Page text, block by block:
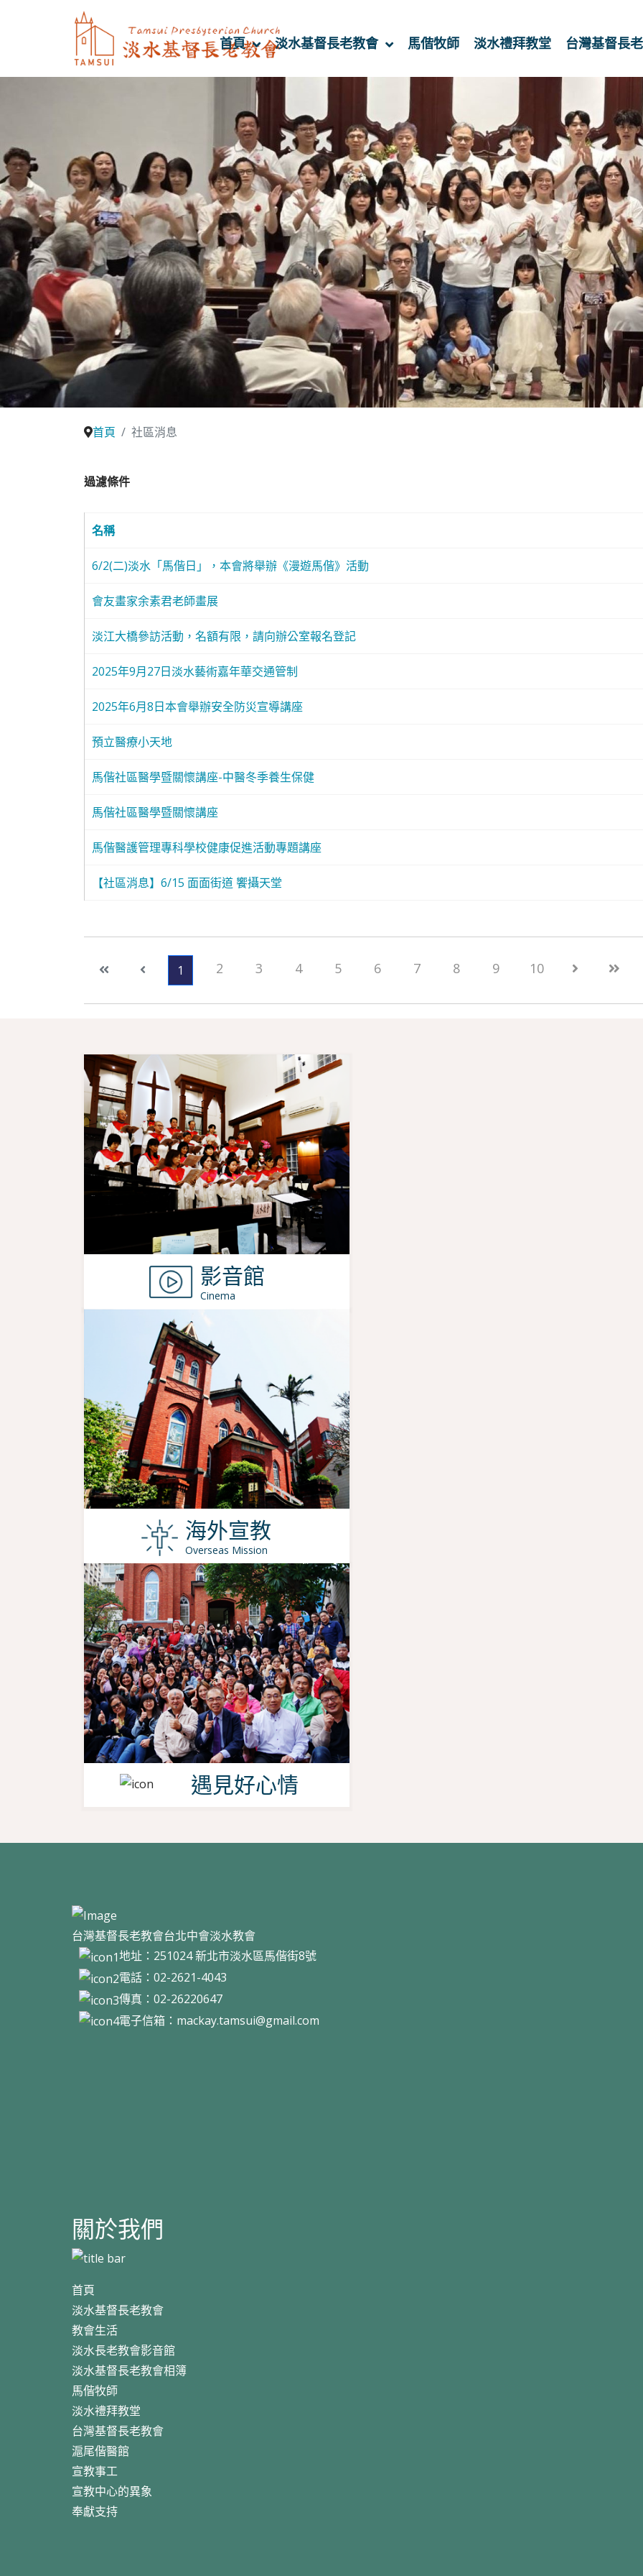
首頁 淡水基督長老教會 馬偕牧師 淡水禮拜教堂 台灣基督長
首頁 社區消息
過濾條件
名稱
6/2(二)淡水「馬偕日」，本會將舉辦《漫遊馬偕》活動
會友畫家余素君老師畫展
淡江大橋參訪活動，名額有限，請向辦公室報名登記
2025年9月27日淡水藝術嘉年華交通管制
2025年6月8日本會舉辦安全防災宣導講座
預立醫療小天地
馬偕社區醫學暨關懷講座-中醫冬季養生保健
馬偕社區醫學暨關懷講座
馬偕醫護管理專科學校健康促進活動專題講座
【社區消息】6/15 面面街道 饗攝天堂
1 2 3 4 5 6 7 8 9 10
影音館
Cinema
海外宣教
Overseas Mission
遇見好心情
台灣基督長老教會台北中會淡水教會
地址：251024 新北市淡水區馬偕街8號
電話：02-2621-4043
傳真：02-26220647
電子信箱： mackay.tamsui@gmail.com
關於我們
首頁
淡水基督長老教會
教會生活
淡水長老教會影音館
淡水基督長老教會相簿
馬偕牧師
淡水禮拜教堂
台灣基督長老教會
滬尾偕醫館
宣教事工
宣教中心的異象
奉獻支持